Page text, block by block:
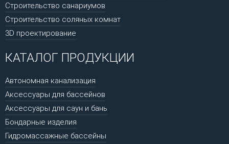
Строительство санариумов
Строительство соляных комнат
3D проектирование
КАТАЛОГ ПРОДУКЦИИ
Автономная канализация
Аксессуары для бассейнов
Аксессуары для саун и бань
Бондарные изделия
Гидромассажные бассейны